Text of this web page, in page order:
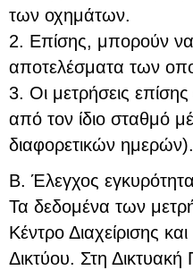
των οχημάτων.
2. Επίσης, μπορούν να
αποτελέσματα των
3. Οι μετρήσεις
από τον ίδιο σταθμό
διαφορετικών ημερών).
Β. Έλεγχος
Τα δεδομένα των
Κέντρο Διαχείρισης
Δικτύου. Στη